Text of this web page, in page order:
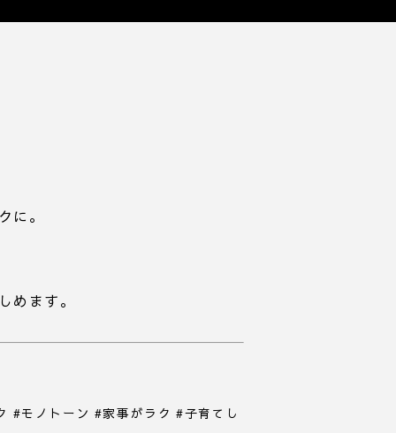
に。
めます。
#モノトーン #家事がラク #子育てし